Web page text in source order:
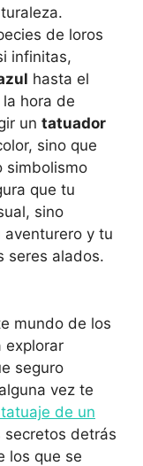
de loros
infinitas,
hasta el
la hora de
un tatuador
sino que
simbolismo
que tu
sino
y tu
seres alados.
mundo de los
explorar
seguro
vez te
de un
detrás
los que se